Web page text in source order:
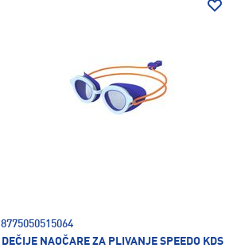
8775050515064
DEČIJE NAOČARE ZA PLIVANJE SPEEDO KDS